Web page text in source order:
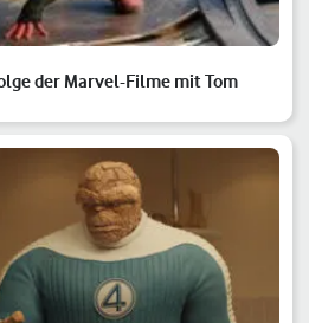
der Marvel-Filme mit Tom